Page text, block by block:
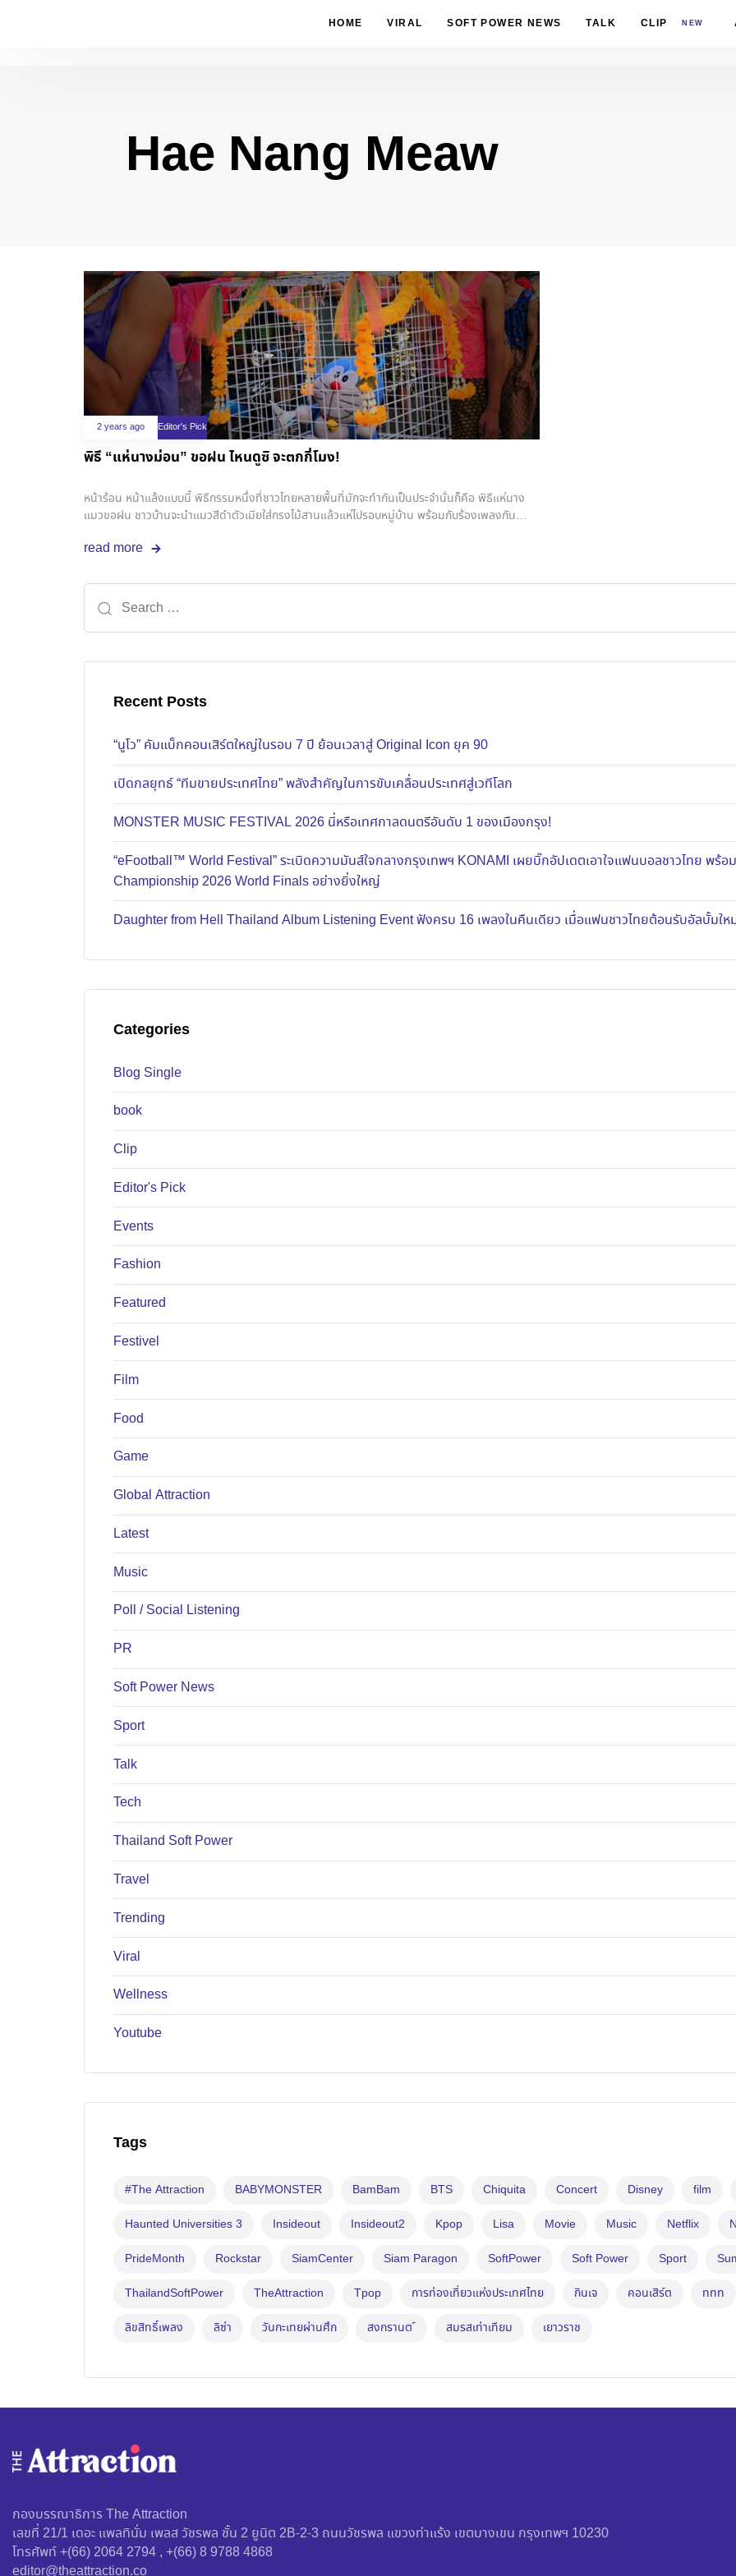
HOME VIRAL SOFT POWER NEWS TALK CLIP NEW
Hae Nang Meaw
2 years ago Editor's Pick
พิธี “แห่นางม่อน” ขอฝน ไหนดูซิ จะตกกี่โมง!
หน้าร้อน หน้าแล้งแบบนี้ พิธีกรรมหนึ่งที่ชาวไทยหลายพื้นที่มักจะทำกันเป็นประจำนั่นก็คือ พิธีแห่นาง
แมวขอฝน ชาวบ้านจะนำแมวสีดำตัวเมียใส่กรงไม้สานแล้วแห่ไปรอบหมู่บ้าน พร้อมกับร้องเพลงกัน
น้ำ ไม่ชอบฝน แต่ช้าก่อน ที่นี่เราไม่ทำแบบนั้นกันแล้ว เพราะตอนนี้เราหันมาการใช้ “โดราเอมอน” แทน
เตอร์) ในหมู่ชาวญี่ปุ่นเป็นอย่างมาก เมื่อมีผู้ใช้งานชาวญี่ปุ่นรายหนึ่งแชร์ภาพ
read more
Recent Posts
“นูโว” คัมแบ็กคอนเสิร์ตใหญ่ในรอบ 7 ปี ย้อนเวลาสู่ Original Icon ยุค 90
เปิดกลยุทธ์ “ทีมขายประเทศไทย” พลังสำคัญในการขับเคลื่อนประเทศสู่เวทีโลก
MONSTER MUSIC FESTIVAL 2026 นี่หรือเทศกาลดนตรีอันดับ 1 ของเมืองกรุง!
“eFootball™ World Festival” ระเบิดความมันส์ใจกลางกรุงเทพฯ KONAMI เผยบิ๊กอัปเดตเอาใจแฟนบอลชาวไทย พ
Championship 2026 World Finals อย่างยิ่งใหญ่
Daughter from Hell Thailand Album Listening Event ฟังครบ 16 เพลงในคืนเดียว เมื่อแฟนชาวไทยต้อนรับอัลบั้มใ
Categories
Blog Single
book
Clip
Editor's Pick
Events
Fashion
Featured
Festivel
Film
Food
Game
Global Attraction
Latest
Music
Poll / Social Listening
PR
Soft Power News
Sport
Talk
Tech
Thailand Soft Power
Travel
Trending
Viral
Wellness
Youtube
Tags
#The Attraction BABYMONSTER BamBam BTS Chiquita Concert Disney film
Haunted Universities 3 Insideout Insideout2 Kpop Lisa Movie Music Netflix
PrideMonth Rockstar SiamCenter Siam Paragon SoftPower Soft Power Sport
ThailandSoftPower TheAttraction Tpop การท่องเที่ยวแห่งประเทศไทย กินเจ คอนเสิร์ต ททท
ลิขสิทธิ์เพลง ลิซ่า วันกะเทยผ่านศึก สงกรานต ์ สมรสเท่าเทียม เยาวราช
กองบรรณาธิการ The Attraction
เลขที่ 21/1 เดอะ แพลทินั่ม เพลส วัชรพล ชั้น 2 ยูนิต 2B-2-3 ถนนวัชรพล แขวงท่าแร้ง เขตบางเขน กรุงเทพฯ 10230
โทรศัพท์ +(66) 2064 2794 , +(66) 8 9788 4868
editor@theattraction.co